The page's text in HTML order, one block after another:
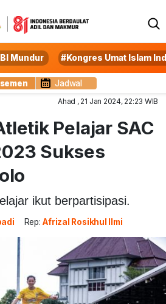
Mundur #Kongres Umat Islam
Jadwal
Ahad , 21 Jan 2024, 22:23 WIB
Pelajar SAC
Sukses
ikut berpartisipasi.
Rep: Afrizal Rosikhul Ilmi